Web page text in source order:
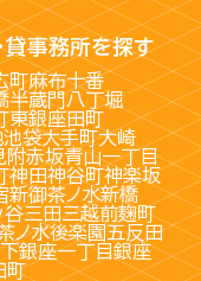
貸事務所を探す
町麻布十番
半蔵門八丁堀
東銀座田町
池袋大手町大崎
附赤坂青山一丁目
神田神谷町神楽坂
新御茶ノ水新橋
谷三田三越前麹町
ノ水後楽園五反田
銀座一丁目銀座
町